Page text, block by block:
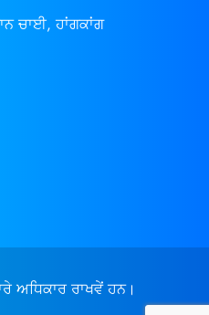
ਚਾਈ, ਹਾਂਗਕਾਂਗ
ਅਧਿਕਾਰ ਰਾਖਵੇਂ ਹਨ।